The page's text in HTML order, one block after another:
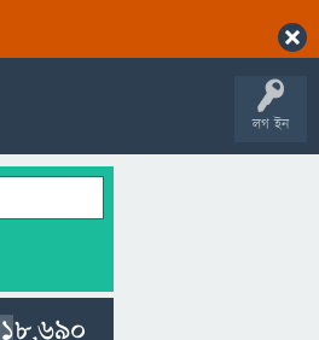
লগ ইন
18,690